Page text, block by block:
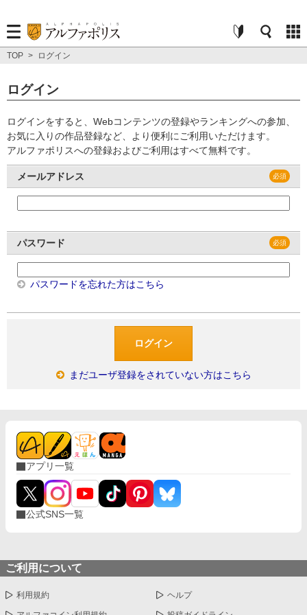
TOP > ログイン
ログイン
ログインをすると、Webコンテンツの登録やランキングへの参加、
お気に入りの作品登録など、より便利にご利用いただけます。
アルファポリスへの登録およびご利用はすべて無料です。
メールアドレス
パスワード
パスワードを忘れた方はこちら
まだユーザ登録をされていない方はこちら
アプリ一覧
公式SNS一覧
ご利用について
利用規約 ヘルプ